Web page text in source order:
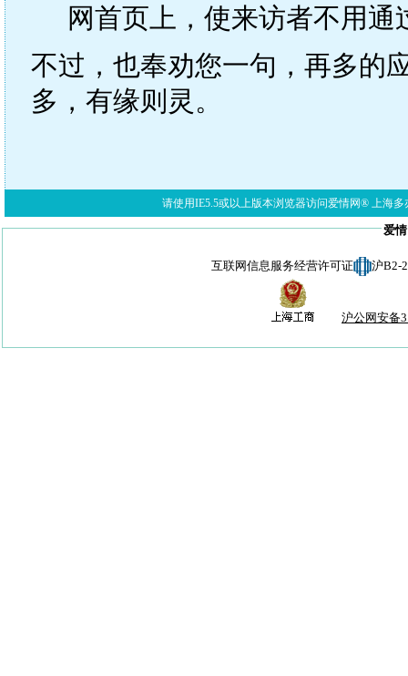
网首页上，使来访者不用
不过，也奉劝您一句，再多的
多，有缘则灵。
请使用IE5.5或以上版本浏览器访问爱情网® 上海多
爱
互联网信息服务经营许可证 沪B2-
沪公网安备